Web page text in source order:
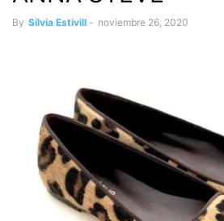
By Sílvia Estivill - noviembre 26, 2020